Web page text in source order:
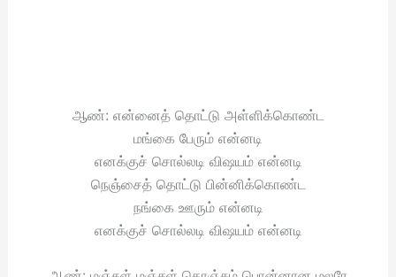
ஆண்: என்னைத் தொட்டு அள்ளிக்கொண்ட
மங்கை பேரும் என்னடி
எனக்குச் சொல்லடி விஷயம் என்னடி
நெஞ்சைத் தொட்டு பின்னிக்கொண்ட
நங்கை ஊரும் என்னடி
எனக்குச் சொல்லடி விஷயம் என்னடி